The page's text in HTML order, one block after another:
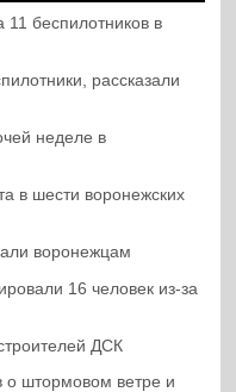
беспилотников в
рассказали
неделе в
в шести воронежских
воронежцам
16 человек из-за
ДСК
штормовом ветре и